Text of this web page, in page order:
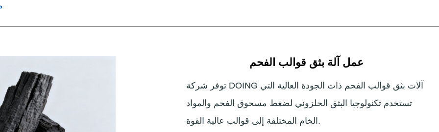
Deutsch
عمل آلة بثق قوالب الفحم
توفر شركة DOING آلات بثق قوالب الفحم ذات الجودة العالية التي
تستخدم تكنولوجيا البثق الحلزوني لضغط مسحوق الفحم والمواد
الخام المختلفة إلى قوالب عالية القوة.